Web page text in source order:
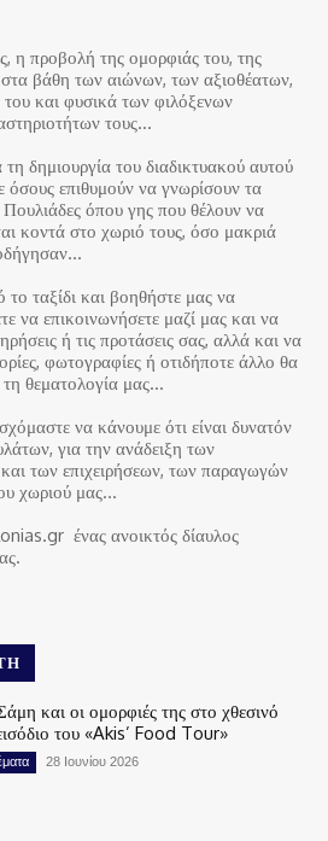
η προβολή της ομορφιάς του, της
στα βάθη των αιώνων, των αξιοθέατων,
και φυσικά των φιλόξενων
τους…
δημιουργία του διαδικτυακού αυτού
όσους επιθυμούν να γνωρίσουν τα
όπου γης που θέλουν να
κοντά στο χωριό τους, όσο μακριά
ταξίδι και βοηθήστε μας να
να επικοινωνήσετε μαζί μας και να
ή τις προτάσεις σας, αλλά και να
φωτογραφίες ή οτιδήποτε άλλο θα
τη θεματολογία μας…
να κάνουμε ότι είναι δυνατόν
για την ανάδειξη των
των επιχειρήσεων, των παραγωγών
χωριού μας…
ένας ανοικτός δίαυλος
και οι ομορφιές της στο χθεσινό
του «Akis’ Food Tour»
28 Ιουνίου 2026